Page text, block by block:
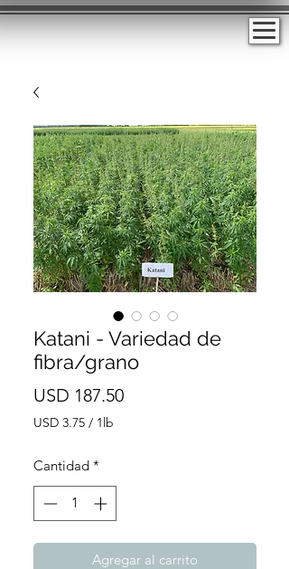
Katani - Variedad de
fibra/grano
USD 187.50Precio
USD 3.75 / 1lb
por
1
Libra
Cantidad *
Agregar al carrito